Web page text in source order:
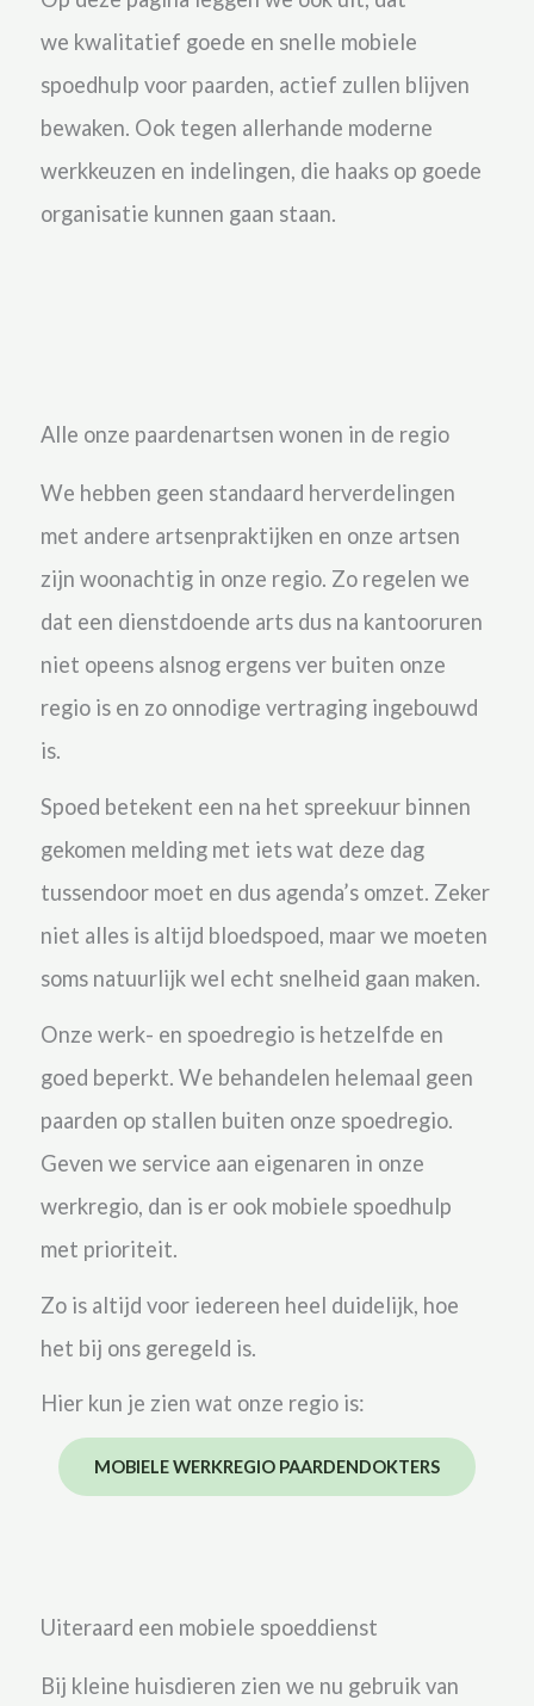
we kwalitatief goede en snelle mobiele
spoedhulp voor paarden, actief zullen blijven
bewaken. Ook tegen allerhande moderne
werkkeuzen en indelingen, die haaks op goede
organisatie kunnen gaan staan.
Alle onze paardenartsen wonen in de regio
We hebben geen standaard herverdelingen
met andere artsenpraktijken en onze artsen
zijn woonachtig in onze regio. Zo regelen we
dat een dienstdoende arts dus na kantooruren
niet opeens alsnog ergens ver buiten onze
regio is en zo onnodige vertraging ingebouwd
is.
Spoed betekent een na het spreekuur binnen
gekomen melding met iets wat deze dag
tussendoor moet en dus agenda’s omzet. Zeker
niet alles is altijd bloedspoed, maar we moeten
soms natuurlijk wel echt snelheid gaan maken.
Onze werk- en spoedregio is hetzelfde en
goed beperkt. We behandelen helemaal geen
paarden op stallen buiten onze spoedregio.
Geven we service aan eigenaren in onze
werkregio, dan is er ook mobiele spoedhulp
met prioriteit.
Zo is altijd voor iedereen heel duidelijk, hoe
het bij ons geregeld is.
Hier kun je zien wat onze regio is:
MOBIELE WERKREGIO PAARDENDOKTERS
Uiteraard een mobiele spoeddienst
Bij kleine huisdieren zien we nu gebruik van